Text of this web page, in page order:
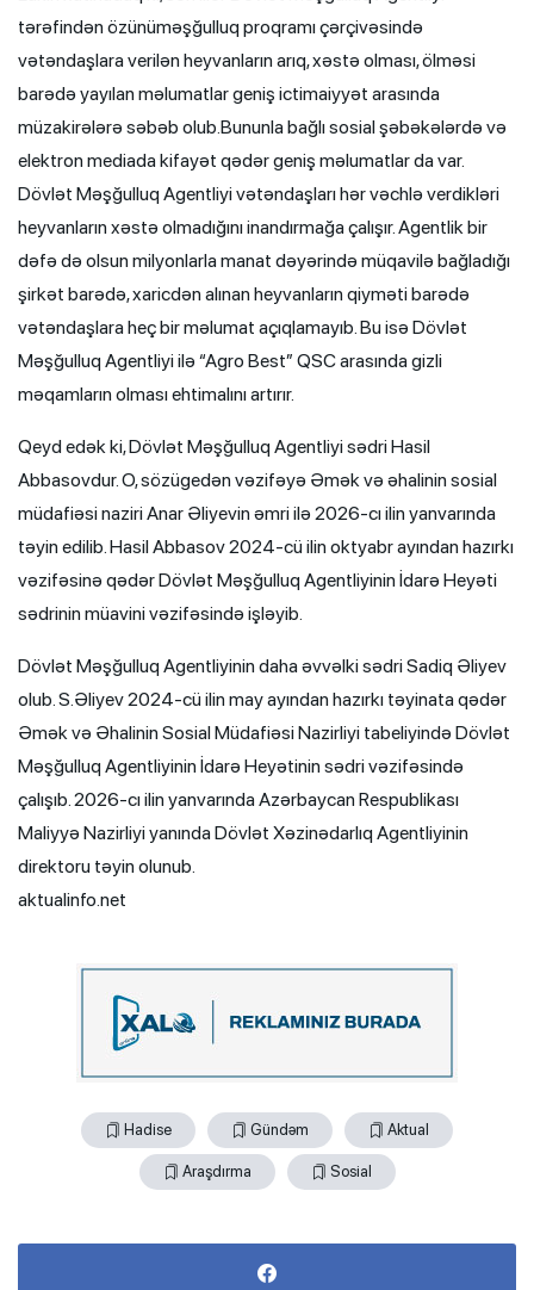
tərəfindən özünüməşğulluq proqramı çərçivəsində
vətəndaşlara verilən heyvanların arıq, xəstə olması, ölməsi
barədə yayılan məlumatlar geniş ictimaiyyət arasında
müzakirələrə səbəb olub.Bununla bağlı sosial şəbəkələrdə və
elektron mediada kifayət qədər geniş məlumatlar da var.
Dövlət Məşğulluq Agentliyi vətəndaşları hər vəchlə verdikləri
heyvanların xəstə olmadığını inandırmağa çalışır. Agentlik bir
dəfə də olsun milyonlarla manat dəyərində müqavilə bağladığı
şirkət barədə, xaricdən alınan heyvanların qiyməti barədə
vətəndaşlara heç bir məlumat açıqlamayıb. Bu isə Dövlət
Məşğulluq Agentliyi ilə “Agro Best” QSC arasında gizli
məqamların olması ehtimalını artırır.
Qeyd edək ki, Dövlət Məşğulluq Agentliyi sədri Hasil
Abbasovdur. O, sözügedən vəzifəyə Əmək və əhalinin sosial
müdafiəsi naziri Anar Əliyevin əmri ilə 2026-cı ilin yanvarında
təyin edilib. Hasil Abbasov 2024-cü ilin oktyabr ayından hazırkı
vəzifəsinə qədər Dövlət Məşğulluq Agentliyinin İdarə Heyəti
sədrinin müavini vəzifəsində işləyib.
Dövlət Məşğulluq Agentliyinin daha əvvəlki sədri Sadiq Əliyev
olub. S.Əliyev 2024-cü ilin may ayından hazırkı təyinata qədər
Əmək və Əhalinin Sosial Müdafiəsi Nazirliyi tabeliyində Dövlət
Məşğulluq Agentliyinin İdarə Heyətinin sədri vəzifəsində
çalışıb. 2026-cı ilin yanvarında Azərbaycan Respublikası
Maliyyə Nazirliyi yanında Dövlət Xəzinədarlıq Agentliyinin
direktoru təyin olunub.
aktualinfo.net
Hadise Gündəm Aktual
Araşdırma Sosial